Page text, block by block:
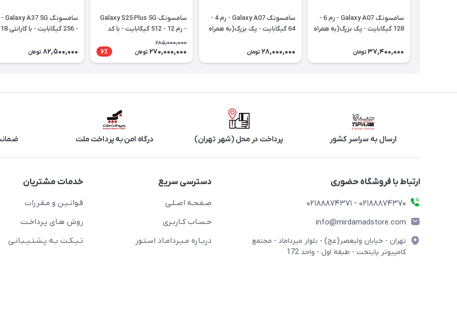
سامسونگ Galaxy A07 - رم 6 -
128 گیگابایت - پک بزرگ(به همراه
37,400,000 تومان
سامسونگ Galaxy A07 - رم 4 -
64 گیگابایت - پک بزرگ(به همراه
28,000,000 تومان
سامسونگ Galaxy S25 Plus 5G
- رم 12 - 512 گیگابایت - با کد
رجیستری
285,000,000
270,000,000 تومان 6٪
- 256 گیگابایت - با گارانتی 18
82,500,000 تومان
ارسال به سراسر کشور پرداخت در محل (شهر تهران) درگاه امن به پرداخت ملت
ارتباط با فروشگاه حضوری
02188874370 - 02188874371
info@mirdamadstore.com
تهران - خیابان ولیعصر(عج) - بلوار میرداماد - مجتمع
کامپیوتر پایتخت - طبقه اول - واحد 172
دسترسی سریع
صـفـحـه اصـلـی
حـسـاب کـاربـری
دربـاره مـیـردامـاد اسـتـور
خدمات مشتریان
قـوانـیـن و مـقـررات
روش هـای پـرداخـت
تـیـکـت بـه پـشـتـیـبـانـی